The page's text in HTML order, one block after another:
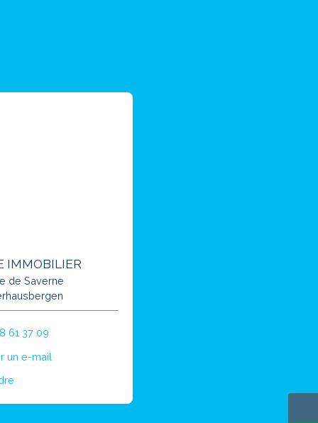
IMMOBILIER
de Saverne
61 37 09
un e-mail